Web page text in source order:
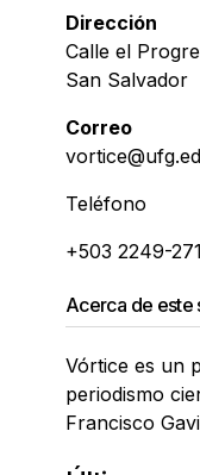
Dirección
Calle el
San Salvador
Correo
Teléfono
+503 2249-
Acerca de este
Vórtice es un
periodismo
Francisco